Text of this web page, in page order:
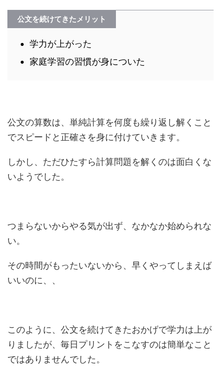
公文を続けてきたメリット
学力が上がった
家庭学習の習慣が身についた
公文の算数は、単純計算を何度も繰り返し解くこと
でスピードと正確さを身に付けていきます。
しかし、ただひたすら計算問題を解くのは面白くな
いようでした。
つまらないからやる気が出ず、なかなか始められな
い。
その時間がもったいないから、早くやってしまえば
いいのに、、
このように、公文を続けてきたおかげで学力は上が
りましたが、毎日プリントをこなすのは簡単なこと
ではありませんでした。